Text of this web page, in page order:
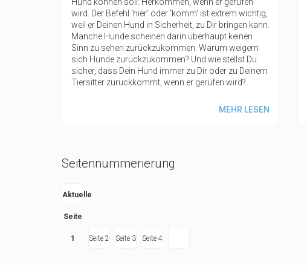
wird. Der Befehl 'hier' oder 'komm' ist extrem wichtig,
weil er Deinen Hund in Sicherheit, zu Dir bringen kann.
Manche Hunde scheinen darin überhaupt keinen
Sinn zu sehen zurückzukommen. Warum weigern
sich Hunde zurückzukommen? Und wie stellst Du
sicher, dass Dein Hund immer zu Dir oder zu Deinem
Tiersitter zurückkommt, wenn er gerufen wird?
MEHR LESEN
Seitennummerierung
Aktuelle
Seite
1 Seite 2 Seite 3 Seite 4